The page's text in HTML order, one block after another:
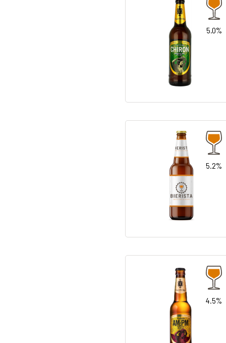
5.0%
5.2%
4.5%